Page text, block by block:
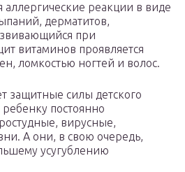
аллергические реакции в виде
дерматитов,
при
витаминов проявляется
ломкостью ногтей и волос.
защитные силы детского
постоянно
вирусные,
А они, в свою очередь,
усугублению